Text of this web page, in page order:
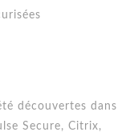
découvertes dans
Secure, Citrix,